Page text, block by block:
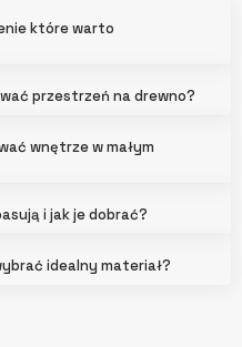
które warto
przestrzeń na drewno?
wnętrze w małym
i jak je dobrać?
idealny materiał?